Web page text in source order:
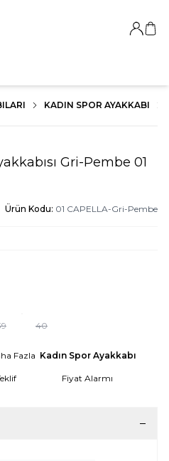
Giriş
KADIN SPOR AYAKKABI
Gri-Pembe 01
Ürün Kodu: 01 CAPELLA-Gri-Pembe
40
Fazla Kadın Spor Ayakkabı
Fiyat Alarmı